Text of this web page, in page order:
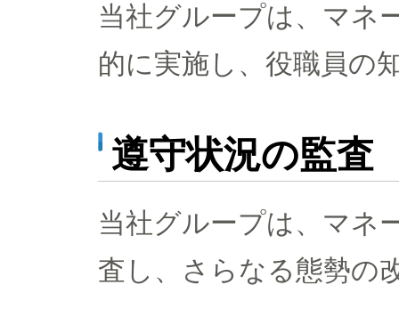
当社グループは、マネ
的に実施し、役職員の
遵守状況の監査
当社グループは、マネ
査し、さらなる態勢の